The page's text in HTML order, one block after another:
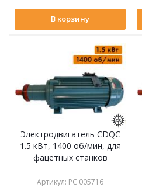
В корзину
Электродвигатель CDQC
1.5 кВт, 1400 об/мин, для
фацетных станков
Артикул: РС 005716